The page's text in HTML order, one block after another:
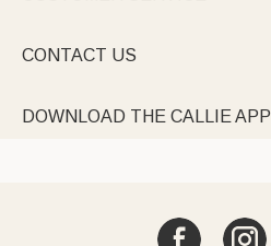
CONTACT US
DOWNLOAD THE CALLIE APP